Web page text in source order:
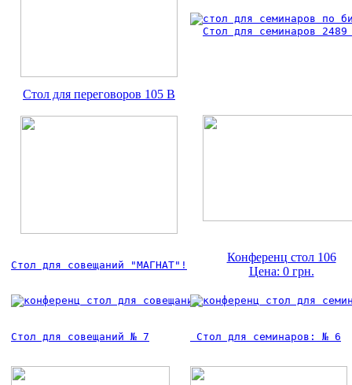
Стол для переговоров 105 B
Стол для семинаров
Стол для совещаний "МАГНАТ"!
Конференц стол 106
Цена: 0 грн.
Стол для совещаний № 7 Стол для семинаров: № 6